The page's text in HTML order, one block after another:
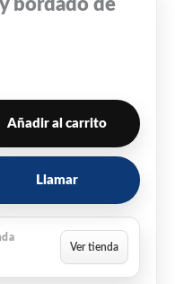
bordado de
Añadir al carrito
Llamar